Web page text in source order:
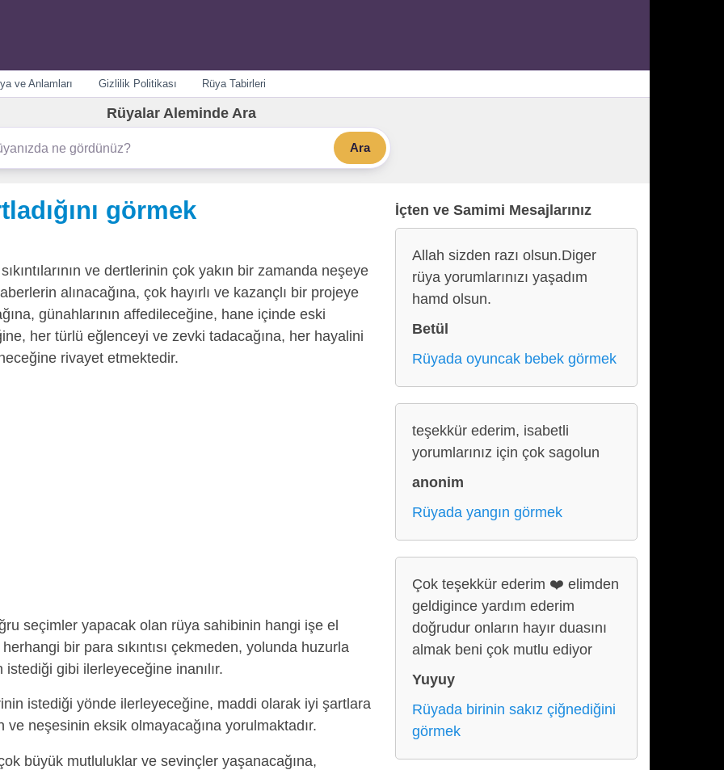
ve Anlamları Gizlilik Politikası Rüya Tabirleri
Rüyalar Aleminde Ara
Ara
görmek
sıkıntılarının ve dertlerinin çok yakın bir zamanda neşeye
alınacağına, çok hayırlı ve kazançlı bir projeye
günahlarının affedileceğine, hane içinde eski
her türlü eğlenceyi ve zevki tadacağına, her hayalini
rivayet etmektedir.
seçimler yapacak olan rüya sahibinin hangi işe el
bir para sıkıntısı çekmeden, yolunda huzurla
gibi ilerleyeceğine inanılır.
istediği yönde ilerleyeceğine, maddi olarak iyi şartlara
neşesinin eksik olmayacağına yorulmaktadır.
büyük mutluluklar ve sevinçler yaşanacağına,
İçten ve Samimi Mesajlarınız
Allah sizden razı olsun.Diger
rüya yorumlarınızı yaşadım
hamd olsun.
Betül
Rüyada oyuncak bebek görmek
teşekkür ederim, isabetli
yorumlarınız için çok sagolun
anonim
Rüyada yangın görmek
Çok teşekkür ederim ❤️ elimden
geldigince yardım ederim
doğrudur onların hayır duasını
almak beni çok mutlu ediyor
Yuyuy
Rüyada birinin sakız çiğnediğini
görmek